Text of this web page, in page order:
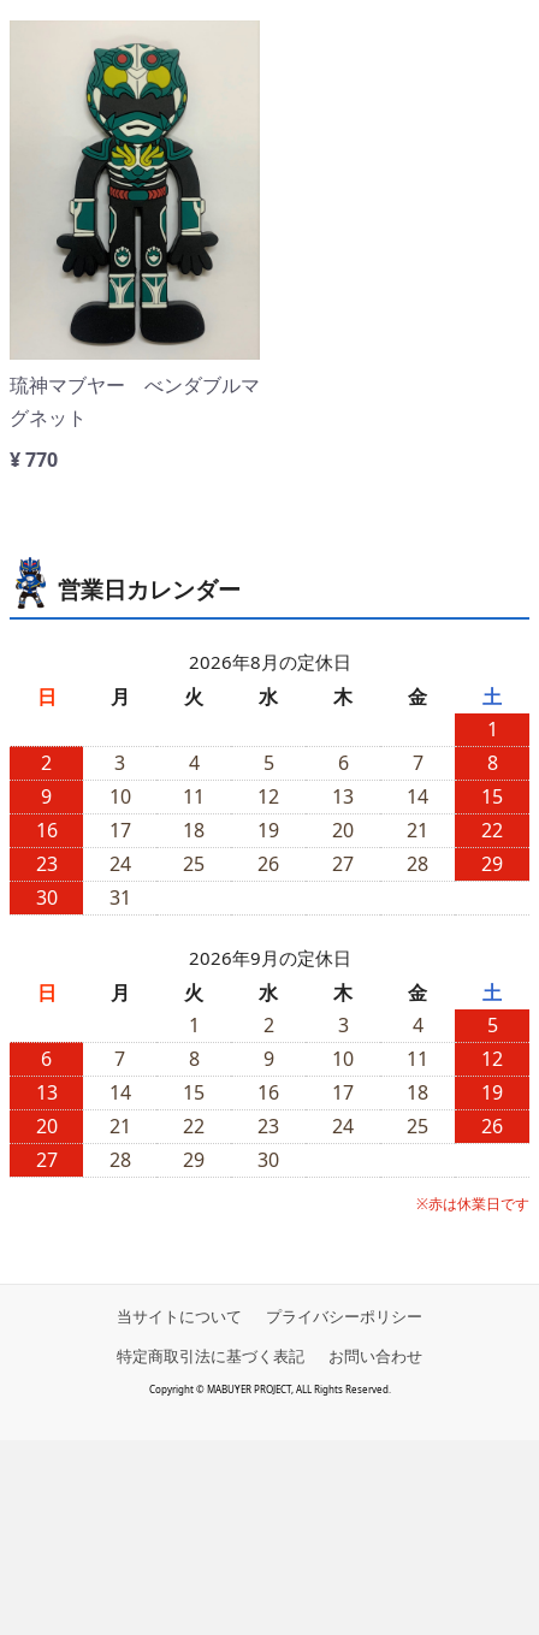
琉神マブヤー べンダブルマ
グネット
¥ 770
営業日カレンダー
2026年8月の定休日
日 月 火 水 木 金
土
1
2
3 4 5 6 7
8
9
10 11 12 13 14
15
16
17 18 19 20 21
22
23
24 25 26 27 28
29
30
31
2026年9月の定休日
日 月 火 水 木 金
土
1
2 3 4
5
6
7 8 9 10 11
12
13
14 15 16 17 18
19
20
21 22 23 24 25
26
27
28 29 30
※赤は休業日です
当サイトについて
プライバシーポリシー
特定商取引法に基づく表記
お問い合わせ
Copyright © MABUYER PROJECT, ALL Rights Reserved.